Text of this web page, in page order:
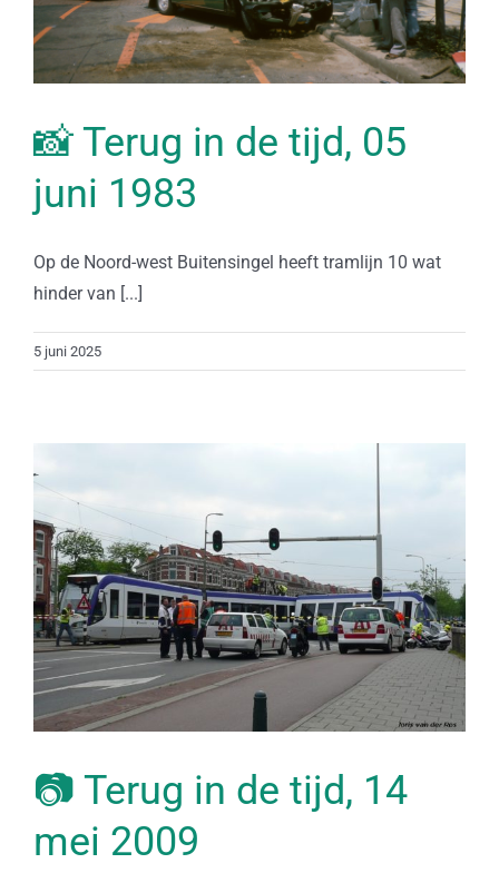
📸 Terug in de tijd, 05
juni 1983
Op de Noord-west Buitensingel heeft tramlijn 10 wat
hinder van [...]
5 juni 2025
📷 Terug in de tijd, 14
mei 2009